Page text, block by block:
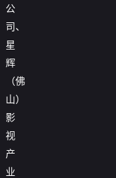
公
司、
星
辉
（佛
山）
影
视
产
业